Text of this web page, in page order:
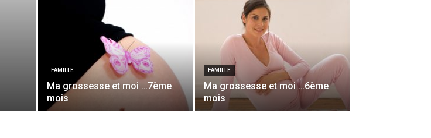
FAMILLE
Ma grossesse et moi …7ème
mois
FAMILLE
Ma grossesse et moi …6ème
mois